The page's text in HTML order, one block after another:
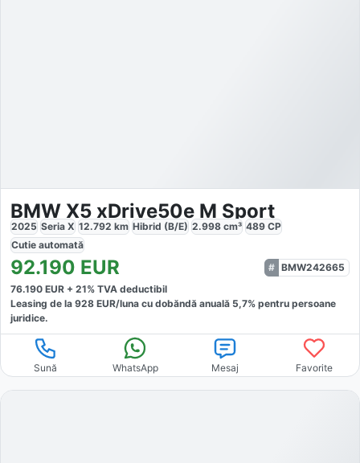
BMW X5 xDrive50e M Sport
2025 Seria X 12.792 km Hibrid (B/E) 2.998 cm³ 489 CP
Cutie automată
92.190 EUR
BMW242665
76.190 EUR + 21% TVA deductibil
Leasing de la 928 EUR/luna cu dobăndă anuală 5,7% pentru persoane
juridice.
Sună WhatsApp Mesaj Favorite